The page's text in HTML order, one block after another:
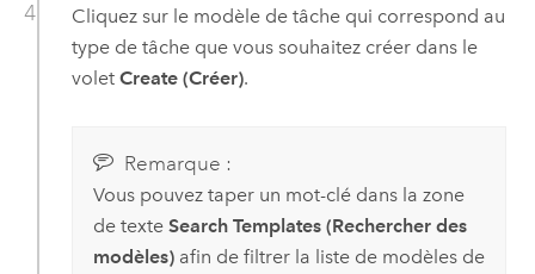
Cliquez sur le modèle de tâche qui correspond au
type de tâche que vous souhaitez créer dans le
volet Create (Créer).
Remarque :
Vous pouvez taper un mot-clé dans la zone
de texte Search Templates (Rechercher des
modèles)afin de filtrer la liste de modèles de